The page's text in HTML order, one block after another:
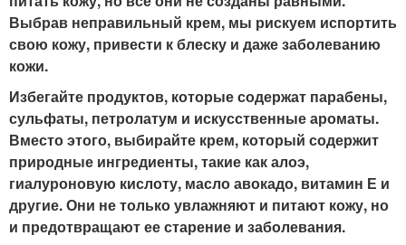
Выбрав неправильный крем, мы рискуем испортить
свою кожу, привести к блеску и даже заболеванию
кожи.
Избегайте продуктов, которые содержат парабены,
сульфаты, петролатум и искусственные ароматы.
Вместо этого, выбирайте крем, который содержит
природные ингредиенты, такие как алоэ,
гиалуроновую кислоту, масло авокадо, витамин Е и
другие. Они не только увлажняют и питают кожу, но
и предотвращают ее старение и заболевания.